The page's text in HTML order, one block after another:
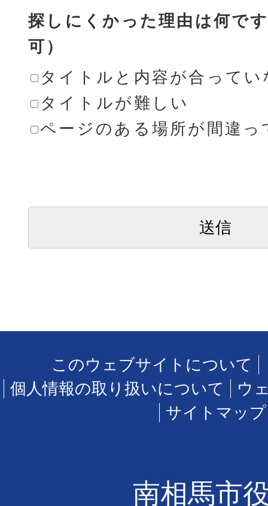
探しにくかった理由は何で
可）
タイトルと内容が合ってい
タイトルが難しい
ページのある場所が間違っ
このウェブサイトについて
個人情報の取り扱いについて
ウ
サイトマップ
南相馬市